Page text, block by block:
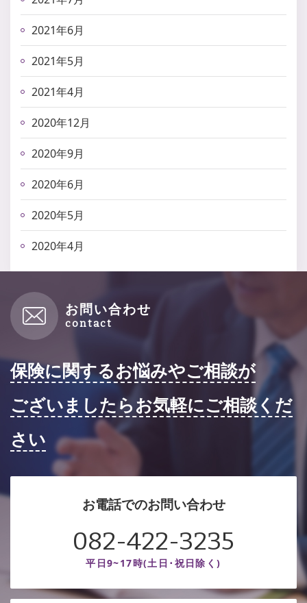
2021年6月
2021年5月
2021年4月
2020年12月
2020年9月
2020年6月
2020年5月
2020年4月
お問い合わせ
保険に関するお悩みやご相談が
ございましたらお気軽にご相談くだ
さい
お電話でのお問い合わせ
082-422-3235
平日9~17時(土日･祝日除く)